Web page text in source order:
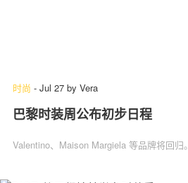
时尚 - Jul 27 by Vera
巴黎时装周公布初步日程
Valentino、Maison Margiela 等品牌将回归。